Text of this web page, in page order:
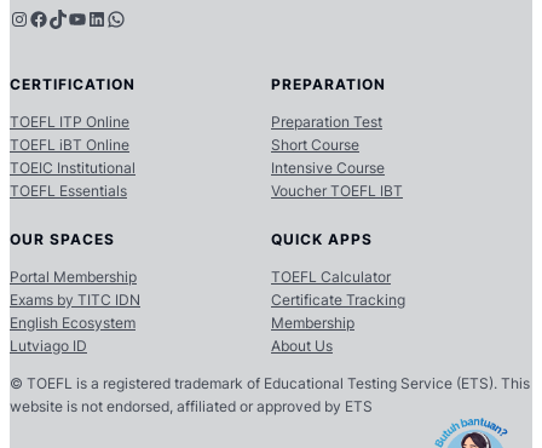
Instagram Facebook TikTok YouTube LinkedIn WhatsApp
CERTIFICATION
TOEFL ITP Online
TOEFL iBT Online
TOEIC Institutional
TOEFL Essentials
PREPARATION
Preparation Test
Short Course
Intensive Course
Voucher TOEFL IBT
OUR SPACES
Portal Membership
Exams by TITC IDN
English Ecosystem
Lutviago ID
QUICK APPS
TOEFL Calculator
Certificate Tracking
Membership
About Us
© TOEFL is a registered trademark of Educational Testing Service (ETS). This
website is not endorsed, affiliated or approved by ETS